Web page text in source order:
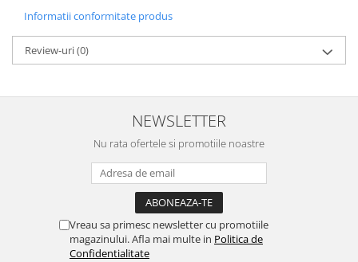
Informatii conformitate produs
Review-uri(0)
NEWSLETTER
Nu rata ofertele si promotiile noastre
Vreau sa primesc newsletter cu promotiile
magazinului. Afla mai multe in Politica de
Confidentialitate